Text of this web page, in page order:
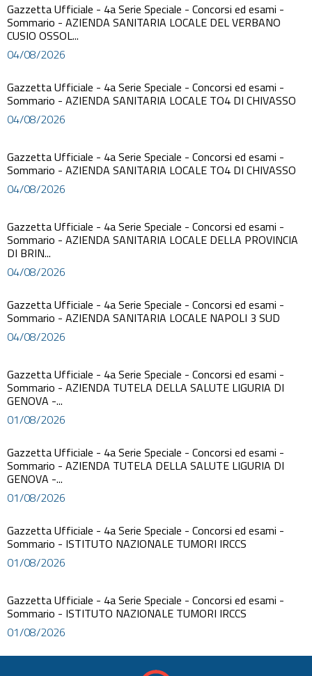
Gazzetta Ufficiale - 4a Serie Speciale - Concorsi ed esami -
Sommario - AZIENDA SANITARIA LOCALE DEL VERBANO
CUSIO OSSOL...
04/08/2026
Gazzetta Ufficiale - 4a Serie Speciale - Concorsi ed esami -
Sommario - AZIENDA SANITARIA LOCALE TO4 DI CHIVASSO
04/08/2026
Gazzetta Ufficiale - 4a Serie Speciale - Concorsi ed esami -
Sommario - AZIENDA SANITARIA LOCALE TO4 DI CHIVASSO
04/08/2026
Gazzetta Ufficiale - 4a Serie Speciale - Concorsi ed esami -
Sommario - AZIENDA SANITARIA LOCALE DELLA PROVINCIA
DI BRIN...
04/08/2026
Gazzetta Ufficiale - 4a Serie Speciale - Concorsi ed esami -
Sommario - AZIENDA SANITARIA LOCALE NAPOLI 3 SUD
04/08/2026
Gazzetta Ufficiale - 4a Serie Speciale - Concorsi ed esami -
Sommario - AZIENDA TUTELA DELLA SALUTE LIGURIA DI
GENOVA -...
01/08/2026
Gazzetta Ufficiale - 4a Serie Speciale - Concorsi ed esami -
Sommario - AZIENDA TUTELA DELLA SALUTE LIGURIA DI
GENOVA -...
01/08/2026
Gazzetta Ufficiale - 4a Serie Speciale - Concorsi ed esami -
Sommario - ISTITUTO NAZIONALE TUMORI IRCCS
01/08/2026
Gazzetta Ufficiale - 4a Serie Speciale - Concorsi ed esami -
Sommario - ISTITUTO NAZIONALE TUMORI IRCCS
01/08/2026